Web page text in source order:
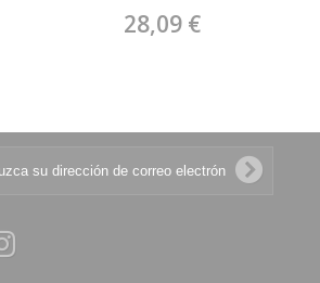
químicos y
microorganismos 2111
28,09 €